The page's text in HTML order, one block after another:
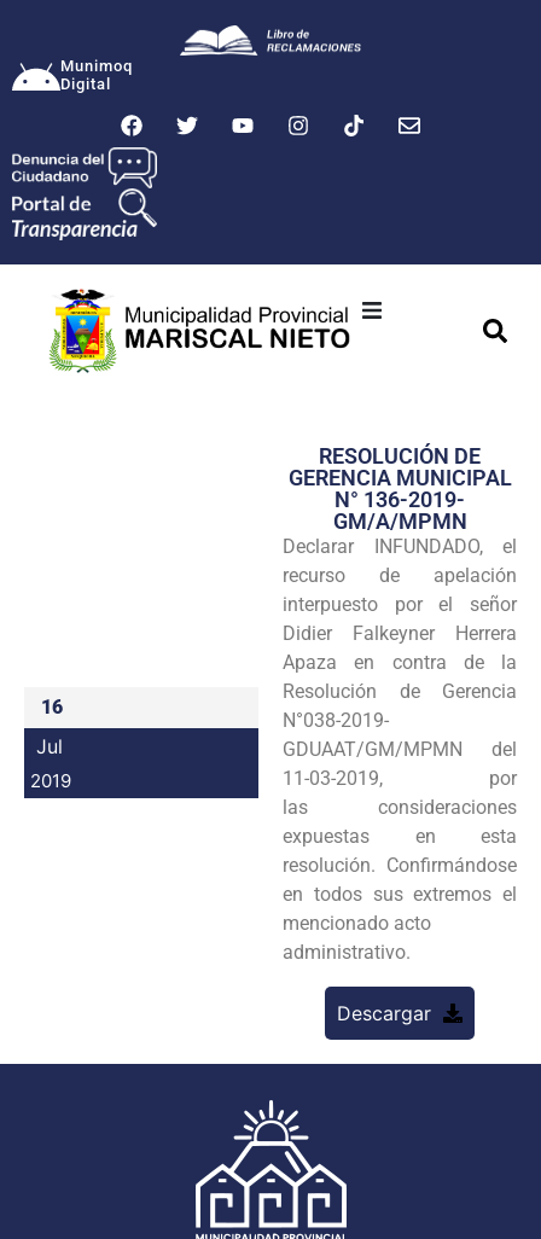
Munimoq
Digital
Transparencia
Seguridad
Programas
Intranet
16
Jul
2019
RESOLUCIÓN DE
GERENCIA MUNICIPAL
N° 136-2019-
GM/A/MPMN
Declarar INFUNDADO, el
recurso de apelación
interpuesto por el señor
Didier Falkeyner Herrera
Apaza en contra de la
Resolución de Gerencia
N°038-2019-
GDUAAT/GM/MPMN del
11-03-2019, por
las consideraciones
expuestas en esta
resolución. Confirmándose
en todos sus extremos el
mencionado acto
administrativo.
Descargar